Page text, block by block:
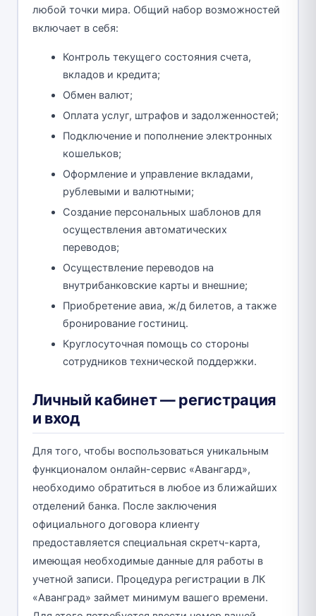
любой точки мира. Общий набор возможностей
включает в себя:
Контроль текущего состояния счета,
вкладов и кредита;
Обмен валют;
Оплата услуг, штрафов и задолженностей;
Подключение и пополнение электронных
кошельков;
Оформление и управление вкладами,
рублевыми и валютными;
Создание персональных шаблонов для
осуществления автоматических
переводов;
Осуществление переводов на
внутрибанковские карты и внешние;
Приобретение авиа, ж/д билетов, а также
бронирование гостиниц.
Круглосуточная помощь со стороны
сотрудников технической поддержки.
Личный кабинет — регистрация
и вход
Для того, чтобы воспользоваться уникальным
функционалом онлайн-сервис «Авангард»,
необходимо обратиться в любое из ближайших
отделений банка. После заключения
официального договора клиенту
предоставляется специальная скретч-карта,
имеющая необходимые данные для работы в
учетной записи. Процедура регистрации в ЛК
«Аванград» займет минимум вашего времени.